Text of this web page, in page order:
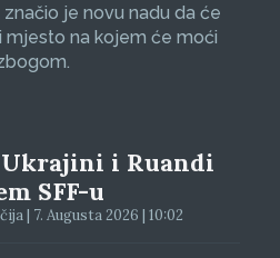
je novu nadu da će
mjesto na kojem će moći
i Ruandi
SFF-u
| 7. Augusta 2026 | 10:02